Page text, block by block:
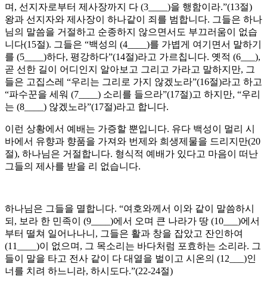
며, 선지자로부터 제사장까지 다 (3____)을 행함이라.”(13절)
왕과 선지자와 제사장이 하나같이 죄를 범합니다. 그들은 하나
님의 말씀을 거절하고 순종하지 않으면서도 부끄러움이 없습
니다(15절). 그들은 “백성의 (4____)를 가볍게 여기면서 말하기
를 (5____)하다, 평강하다”(14절)라고 가르칩니다. 옛적 (6___),
곧 선한 길이 어디인지 알아보고 그리고 가라고 말하지만, 그
들은 고집스레 “우리는 그리로 가지 않겠노라”(16절)라고 하고
“파수꾼을 세워 (7____) 소리를 들으라”(17절)고 하지만, “우리
는 (8____) 않겠노라”(17절)라고 합니다.
이런 상황에서 예배는 가증할 뿐입니다. 유다 백성이 멀리 시
바에서 유향과 향품을 가져와 번제와 희생제물을 드리지만(20
절), 하나님은 거절합니다. 형식적 예배가 있다고 마음이 떠난
그들의 제사를 받을 리 없습니다.
하나님은 그들을 멸합니다. “여호와께서 이와 같이 말씀하시
되, 보라 한 민족이 (9____)에서 오며 큰 나라가 땅 (10___)에서
부터 떨쳐 일어나나니, 그들은 활과 창을 잡았고 잔인하여
(11____)이 없으며, 그 목소리는 바다처럼 포효하는 소리라. 그
들이 말을 타고 전사 같이 다 대열을 벌이고 시온의 (12___)인
너를 치려 하느니라, 하시도다.”(22-24절)